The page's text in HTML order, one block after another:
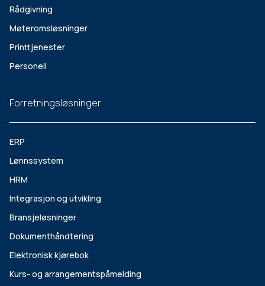
Rådgivning
Møteromsløsninger
Printtjenester
Personell
Forretningsløsninger
ERP
Lønnssystem
HRM
Integrasjon og utvikling
Bransjeløsninger
Dokumenthåndtering
Elektronisk kjørebok
Kurs- og arrangementspåmelding